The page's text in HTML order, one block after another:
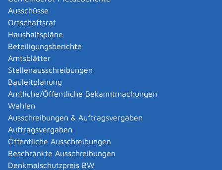
Ausschüsse
Ortschaftsrat
Haushaltspläne
Beteiligungsberichte
Amtsblätter
Stellenausschreibungen
Bauleitplanung
Amtliche/Öffentliche Bekanntmachungen
Wahlen
Ausschreibungen & Auftragsvergaben
Auftragsvergaben
Öffentliche Ausschreibungen
Beschränkte Ausschreibungen
Denkmalschutzpreis BW
Einheitlichen Ansprechpartners übernommen hat
Leistungsdetails
Voraussetzungen
Sie
kommen aus Deutschland oder einem Mitgliedsland
der Europäischen Union und
möchten in Baden-Württemberg eine Tätigkeit
nach der EU-Dienstleistungsrichtlinie aufnehmen
oder
üben hier bereits eine Dienstleistung aus,
benötigen aber noch Genehmigungen dafür.